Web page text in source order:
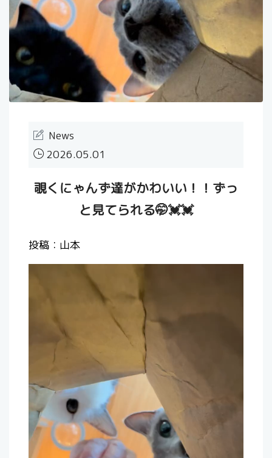
News
2026.05.01
覗くにゃんず達がかわいい！！ずっ
と見てられる🤭💓💓
投稿：山本